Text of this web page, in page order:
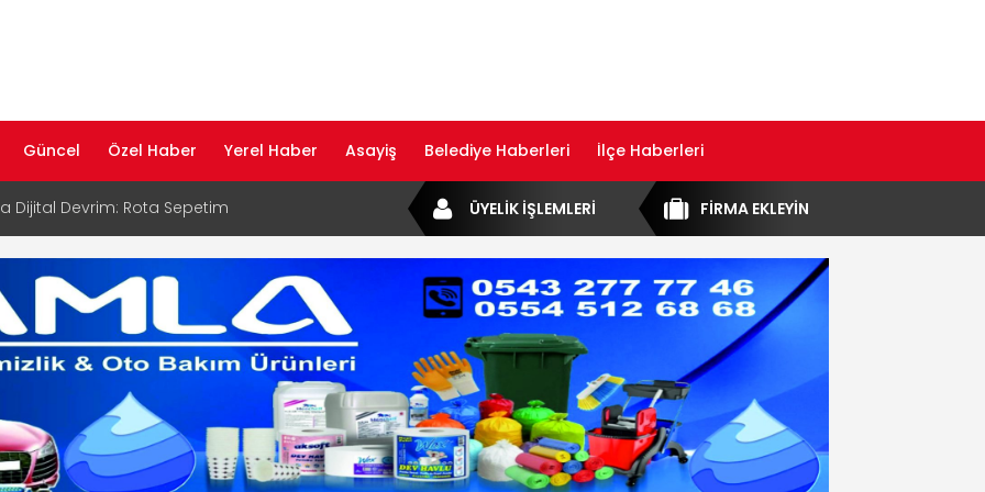
Güncel Özel Haber Yerel Haber Asayiş Belediye Haberleri İlçe Haberleri
Dijital Devrim: Rota Sepetim
Bölge Müdürü Makam Koltuğunu
Rehberi ile Google ve Yapay Zeka
Öne Çıkın
Rehberi Hizmete Girdi
Yayın Hayatına Başladı | Hızlı ve Akıllı
FİRMA EKLEYİN
ÜYELİK İŞLEMLERİ